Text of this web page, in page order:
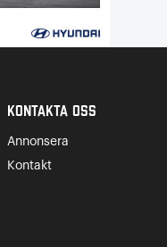
Kontakta Oss
Annonsera
Kontakt